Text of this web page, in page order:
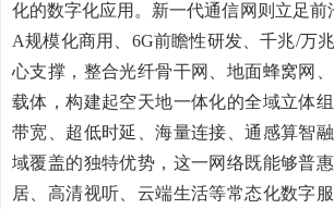
化的数字化应用。新一代通信网则立足前
A规模化商用、6G前瞻性研发、千兆/万
心支撑，整合光纤骨干网、地面蜂窝网
载体，构建起空天地一体化的全域立体
带宽、超低时延、海量连接、通感算智
域覆盖的独特优势，这一网络既能够普
居、高清视听、云端生活等常态化数字